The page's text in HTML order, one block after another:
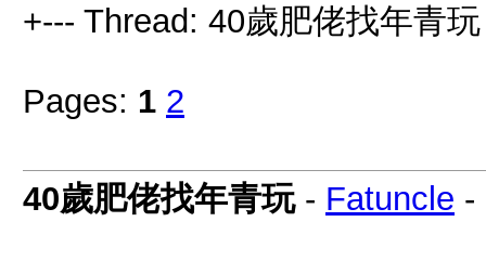
+--- Thread: 40歲肥佬找年青
Pages: 1 2
40歲肥佬找年青玩- Fatuncle -